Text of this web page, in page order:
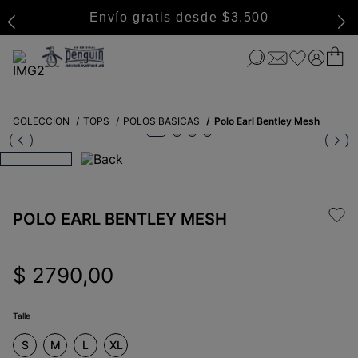
Envío gratis desde $3.500
COLECCION TOPS POLOS BASICAS Polo Earl Bentley Mesh
POLO EARL BENTLEY MESH
$ 2790,00
Talle
S M L XL